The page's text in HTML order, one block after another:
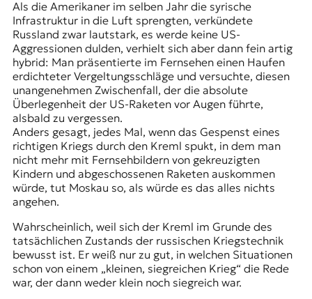
Als die Amerikaner im selben Jahr die syrische
Infrastruktur in die Luft sprengten, verkündete
Russland zwar lautstark, es werde keine US-
Aggressionen dulden, verhielt sich aber dann fein artig
hybrid: Man präsentierte im Fernsehen einen Haufen
erdichteter Vergeltungsschläge und versuchte, diesen
unangenehmen Zwischenfall, der die absolute
Überlegenheit der US-Raketen vor Augen führte,
alsbald zu vergessen.
Anders gesagt, jedes Mal, wenn das Gespenst eines
richtigen Kriegs durch den Kreml spukt, in dem man
nicht mehr mit Fernsehbildern von gekreuzigten
Kindern und abgeschossenen Raketen auskommen
würde, tut Moskau so, als würde es das alles nichts
angehen.
Wahrscheinlich, weil sich der Kreml im Grunde des
tatsächlichen Zustands der russischen Kriegstechnik
bewusst ist. Er weiß nur zu gut, in welchen Situationen
schon von einem „kleinen, siegreichen Krieg“die Rede
war, der dann weder klein noch siegreich war.